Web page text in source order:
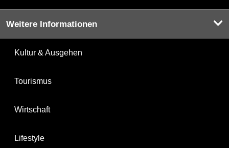
Weitere Informationen
Kultur & Ausgehen
Tourismus
Wirtschaft
Lifestyle